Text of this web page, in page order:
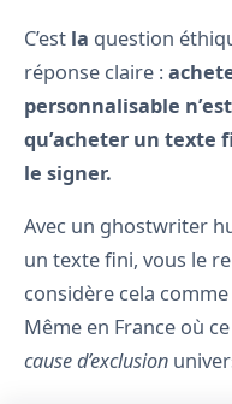
C’est la question
réponse claire :
personnalisable
qu’acheter un texte
le signer.
Avec un ghostwriter
un texte fini, vous le
considère cela
Même en France où
cause d’exclusion